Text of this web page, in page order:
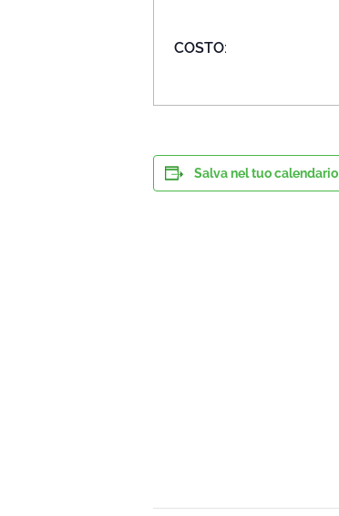
COSTO:
Salva nel tuo calendario